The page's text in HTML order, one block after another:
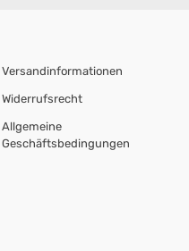
Versandinformationen
Widerrufsrecht
Allgemeine
Geschäftsbedingungen